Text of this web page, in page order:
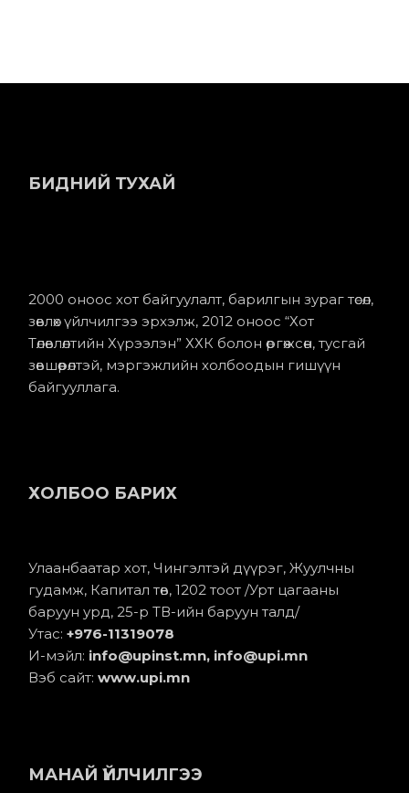
БИДНИЙ ТУХАЙ
2000 оноос хот байгуулалт, барилгын зураг төсөл,
зөвлөх үйлчилгээ эрхэлж, 2012 оноос “Хот
Төлөвлөлтийн Хүрээлэн” ХХК болон өргөжсөн, тусгай
зөвшөөрөлтэй, мэргэжлийн холбоодын гишүүн
байгууллага.
ХОЛБОО БАРИХ
Улаанбаатар хот, Чингэлтэй дүүрэг, Жуулчны
гудамж, Капитал төв, 1202 тоот /Урт цагааны
баруун урд, 25-р ТВ-ийн баруун талд/
Утас:+976-11319078
И-мэйл: info@upinst.mn, info@upi.mn
Вэб сайт:www.upi.mn
МАНАЙ ҮЙЛЧИЛГЭЭ